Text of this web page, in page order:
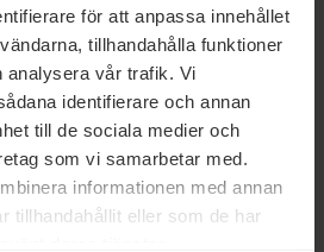
för att anpassa innehållet
tillhandahålla funktioner
analysera vår trafik. Vi
identifierare och annan
till de sociala medier och
som vi samarbetar med.
informationen med annan
tillhandahållit eller som de har
2 375 kr